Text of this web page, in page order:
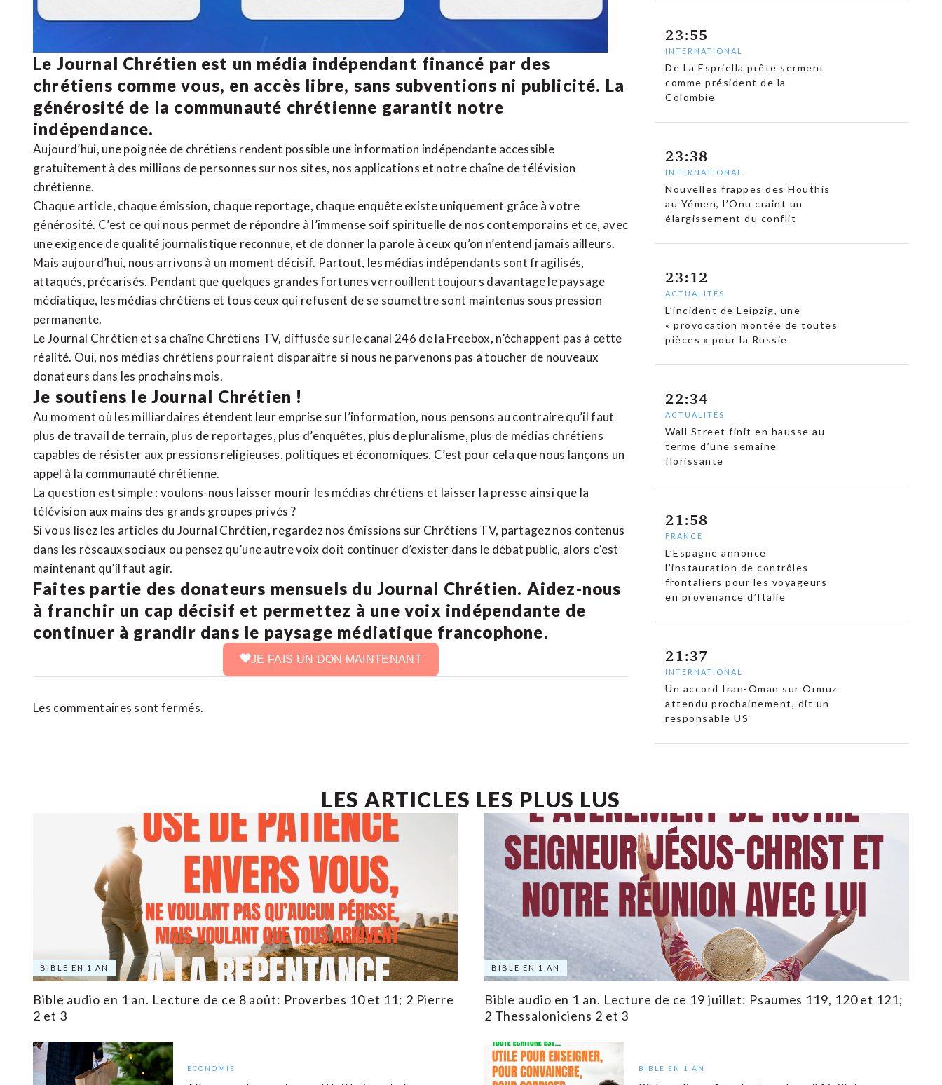
Le Journal Chrétien est un média indépendant financé par des
chrétiens comme vous, en accès libre, sans subventions ni publicité. La
générosité de la communauté chrétienne garantit notre
indépendance.
Aujourd’hui, une poignée de chrétiens rendent possible une information indépendante accessible
gratuitement à des millions de personnes sur nos sites, nos applications et notrechaîne de télévision
chrétienne.
Chaque article, chaque émission, chaque reportage, chaque enquête existe uniquement grâce à votre
générosité. C’est ce qui nous permet de répondre à l’immense soif spirituelle de nos contemporains et ce, avec
une exigence de qualité journalistique reconnue, et de donner la parole à ceux qu’on n’entend jamais ailleurs.
Mais aujourd’hui, nous arrivons à un moment décisif. Partout, les médias indépendants sont fragilisés,
attaqués, précarisés. Pendant que quelques grandes fortunes verrouillent toujours davantage le paysage
médiatique, les médias chrétiens et tous ceux qui refusent de se soumettre sont maintenus sous pression
permanente.
Le Journal Chrétien et sa chaîne Chrétiens TV, diffusée sur le canal 246 de la Freebox, n’échappent pas à cette
réalité. Oui, nos médias chrétiens pourraient disparaître si nous ne parvenons pas à toucher de nouveaux
donateurs dans les prochains mois.
Je soutiens le Journal Chrétien !
Au moment où les milliardaires étendent leur emprise sur l’information, nous pensons au contraire qu’il faut
plus de travail de terrain, plus de reportages, plus d’enquêtes, plus de pluralisme, plus de médias chrétiens
capables de résister aux pressions religieuses, politiques et économiques. C’est pour cela que nous lançons un
appel à la communauté chrétienne.
La question est simple : voulons-nous laisser mourir les médias chrétiens et laisser la presse ainsi que la
télévision aux mains des grands groupes privés ?
Si vous lisez les articles du Journal Chrétien, regardez nos émissions sur Chrétiens TV, partagez nos contenus
dans les réseaux sociaux ou pensez qu’une autre voix doit continuer d’exister dans le débat public, alors c’est
maintenant qu’il faut agir.
Faites partie des donateurs mensuels du Journal Chrétien. Aidez-nous
à franchir un cap décisif et permettez à une voix indépendante de
continuer à grandir dans le paysage médiatique francophone.
JE FAIS UN DON MAINTENANT
Les commentaires sont fermés.
23:55
INTERNATIONAL
De La Espriella prête serment
comme président de la
Colombie
23:38
INTERNATIONAL
Nouvelles frappes des Houthis
au Yémen, l’Onu craint un
élargissement du conflit
23:12
ACTUALITÉS
L’incident de Leipzig, une
« provocation montée de toutes
pièces » pour la Russie
22:34
ACTUALITÉS
Wall Street finit en hausse au
terme d’une semaine
florissante
21:58
FRANCE
L’Espagne annonce
l’instauration de contrôles
frontaliers pour les voyageurs
en provenance d’Italie
21:37
INTERNATIONAL
Un accord Iran-Oman sur Ormuz
attendu prochainement, dit un
responsable US
LES ARTICLES LES PLUS LUS
BIBLE EN 1 AN
Bible audio en 1 an. Lecture de ce 8 août: Proverbes 10 et 11; 2 Pierre
2 et 3
ECONOMIE
BIBLE EN 1 AN
Bible audio en 1 an. Lecture de ce 19 juillet: Psaumes 119, 120 et 121;
2 Thessaloniciens 2 et 3
BIBLE EN 1 AN